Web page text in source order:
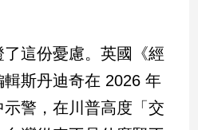
這份憂慮。英國《經
斯丹迪奇在 2026 年
示警，在川普高度「交